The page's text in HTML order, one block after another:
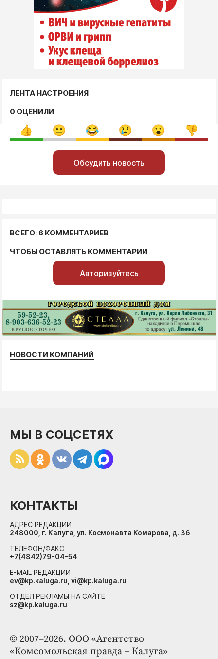
ЛЕНТА НАСТРОЕНИЯ
0 ОЦЕНИЛИ
Обсудить новость
ВСЕГО: 6 КОММЕНТАРИЕВ
ЧТОБЫ ОСТАВЛЯТЬ КОММЕНТАРИИ
Авторизуйтесь
НОВОСТИ КОМПАНИЙ
© 2007–2026. ООО «Агентство
«Комсомольская правда – Калуга»
МЫ В СОЦСЕТЯХ
КОНТАКТЫ
АДРЕС РЕДАКЦИИ
248000, г. Калуга, ул. Космонавта Комарова, д. 36
ТЕЛЕФОН/ФАКС
+7(4842)79-04-54
E-MAIL РЕДАКЦИИ
ev@kp.kaluga.ru, vi@kp.kaluga.ru
ОТДЕЛ РЕКЛАМЫ НА САЙТЕ
sz@kp.kaluga.ru